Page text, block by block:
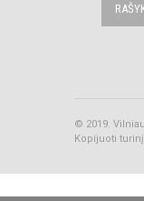
© 2019.
Kopijuoti